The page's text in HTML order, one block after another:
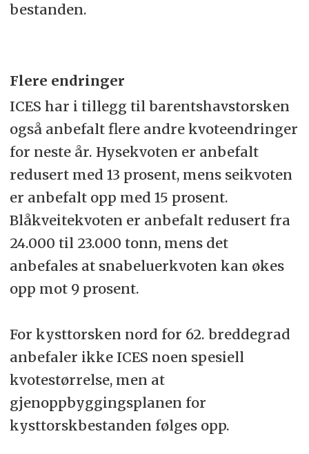
bestanden.
Flere endringer
ICES har i tillegg til barentshavstorsken
også anbefalt flere andre kvoteendringer
for neste år. Hysekvoten er anbefalt
redusert med 13 prosent, mens seikvoten
er anbefalt opp med 15 prosent.
Blåkveitekvoten er anbefalt redusert fra
24.000 til 23.000 tonn, mens det
anbefales at snabeluerkvoten kan økes
opp mot 9 prosent.
For kysttorsken nord for 62. breddegrad
anbefaler ikke ICES noen spesiell
kvotestørrelse, men at
gjenoppbyggingsplanen for
kysttorskbestanden følges opp.